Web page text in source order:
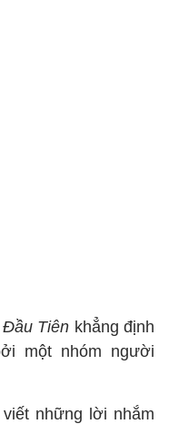
Đầu Tiên khẳng định
một nhóm người
những lời nhắm